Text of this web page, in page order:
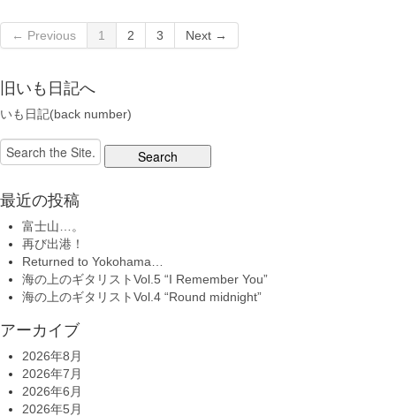
← Previous 1 2 3 Next →
旧いも日記へ
いも日記(back number)
Search
for:
最近の投稿
富士山…。
再び出港！
Returned to Yokohama…
海の上のギタリストVol.5 “I Remember You”
海の上のギタリストVol.4 “Round midnight”
アーカイブ
2026年8月
2026年7月
2026年6月
2026年5月